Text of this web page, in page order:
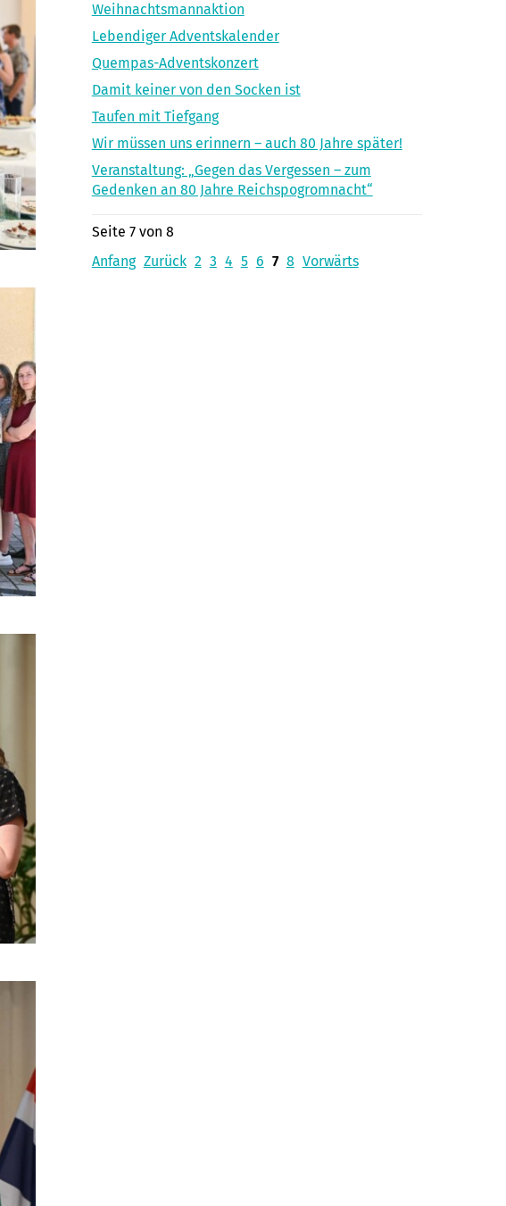
Weihnachtsmannaktion
Lebendiger Adventskalender
Quempas-Adventskonzert
Damit keiner von den Socken ist
Taufen mit Tiefgang
Wir müssen uns erinnern – auch 80 Jahre später!
Veranstaltung: „Gegen das Vergessen – zum
Gedenken an 80 Jahre Reichspogromnacht“
Seite 7 von 8
Anfang Zurück 2 3 4 5 6 7 8 Vorwärts